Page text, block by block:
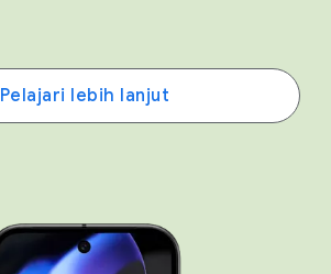
Pelajari lebih lanjut